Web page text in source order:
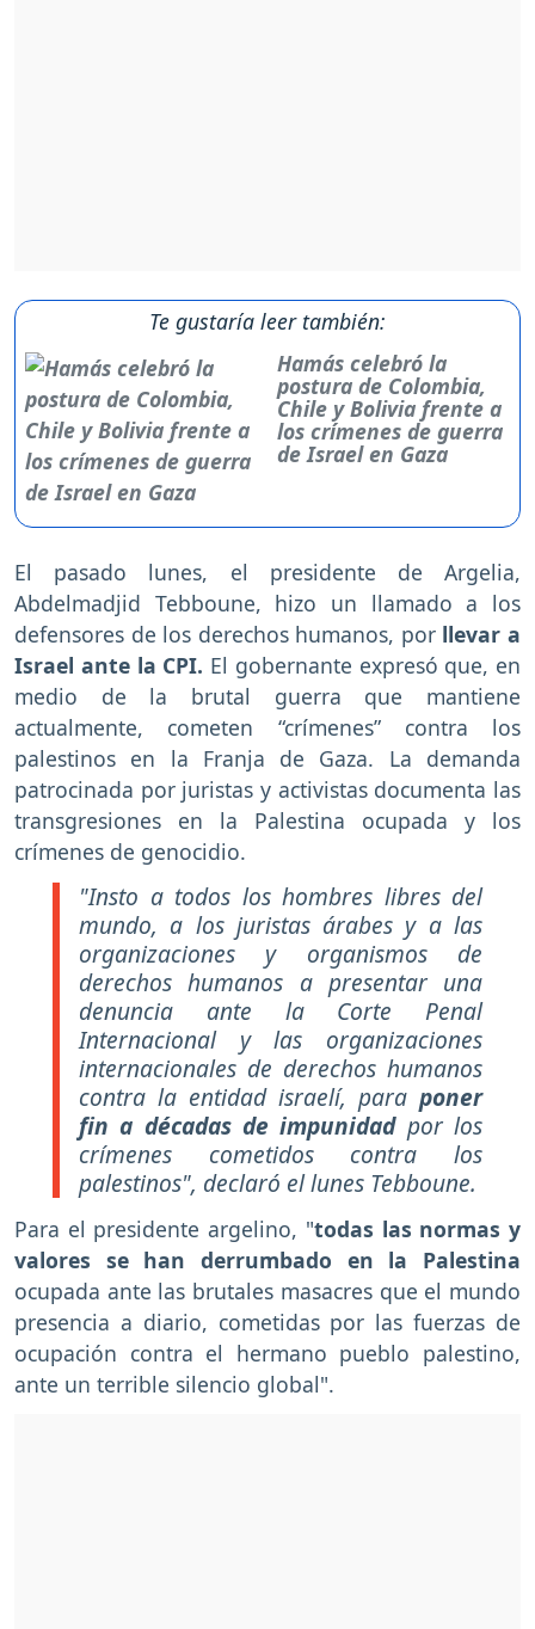
Te gustaría leer también:
Hamás celebró la
postura de Colombia,
Chile y Bolivia frente a
los crímenes de guerra
de Israel en Gaza
El pasado lunes, el presidente de Argelia,
Abdelmadjid Tebboune, hizo un llamado a los
defensores de los derechos humanos, por llevar a
Israel ante la CPI. El gobernante expresó que, en
medio de la brutal guerra que mantiene
actualmente, cometen “crímenes” contra los
palestinos en la Franja de Gaza. La demanda
patrocinada por juristas y activistas documenta las
transgresiones en la Palestina ocupada y los
crímenes de genocidio.
"Insto a todos los hombres libres del
mundo, a los juristas árabes y a las
organizaciones y organismos de
derechos humanos a presentar una
denuncia ante la Corte Penal
Internacional y las organizaciones
internacionales de derechos humanos
contra la entidad israelí, para poner
fin a décadas de impunidadpor los
crímenes cometidos contra los
palestinos", declaró el lunes Tebboune.
Para el presidente argelino, "todas las normas y
valores se han derrumbado en la Palestina
ocupada ante las brutales masacres que el mundo
presencia a diario, cometidas por las fuerzas de
ocupación contra el hermano pueblo palestino,
ante un terrible silencio global".